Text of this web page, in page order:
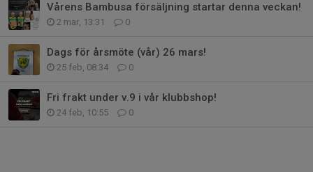
Vårens Bambusa försäljning startar denna veckan!
2 mar, 13:31 0
Dags för årsmöte (vår) 26 mars!
25 feb, 08:34 0
Fri frakt under v.9 i vår klubbshop!
24 feb, 10:55 0